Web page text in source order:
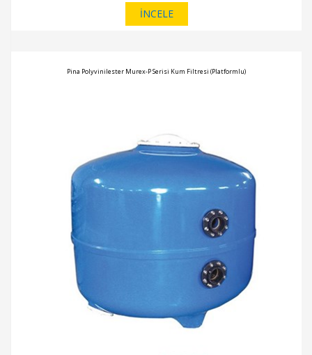
İNCELE
Pina Polyvinilester Murex-P Serisi Kum Filtresi (Platformlu)